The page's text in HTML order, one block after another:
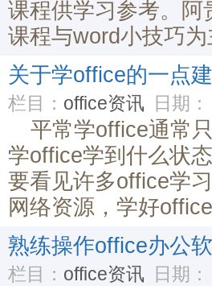
课程供学习参考。
课程与word小技巧为
关于学office的一点
栏目： office资讯 日期：
平常学office通常
学office学到什么状
要看见许多office学
网络资源，学好office
熟练操作office办公
栏目： office资讯 日期：